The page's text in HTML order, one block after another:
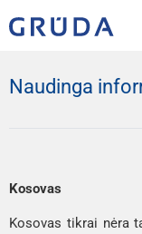
Naudinga
Kosovas
Kosovas tikrai nėra